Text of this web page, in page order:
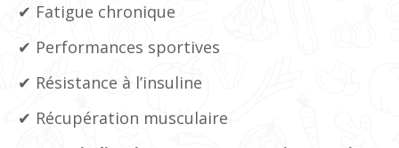
✔ Fatigue chronique
✔ Performances sportives
✔ Résistance à l’insuline
✔ Récupération musculaire